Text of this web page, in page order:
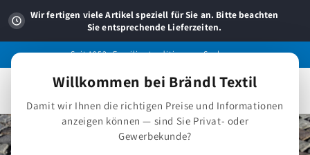
zum
Inhalt
Wir fertigen viele Artikel speziell für Sie an. Bitte beachten
Sie entsprechende Lieferzeiten.
Seit 1953 -Familientradition aus Sachsen.
Warenkorb
Willkommen bei Brändl Textil
Damit wir Ihnen die richtigen Preise und Informationen
anzeigen können — sind Sie Privat- oder
Gewerbekunde?